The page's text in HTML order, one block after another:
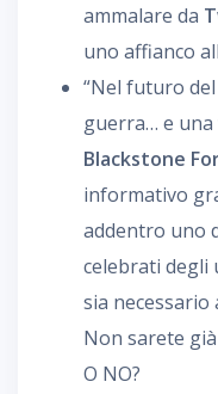
ammalare da
uno affianco
“Nel futuro
guerra… e
Blackstone
informativo
addentro uno
celebrati degli
sia necessario
Non sarete
O NO?